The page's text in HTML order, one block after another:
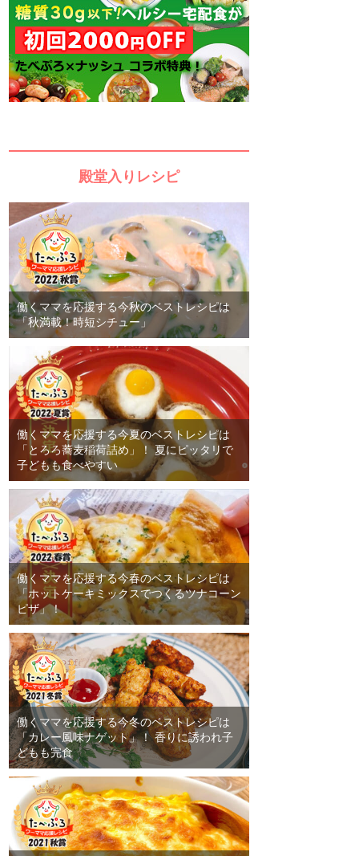
殿堂入りレシピ
働くママを応援する今秋のベストレシピは
「秋満載！時短シチュー」
働くママを応援する今夏のベストレシピは
「とろろ蕎麦稲荷詰め」！ 夏にピッタリで
子どもも食べやすい
働くママを応援する今春のベストレシピは
「ホットケーキミックスでつくるツナコーン
ピザ」！
働くママを応援する今冬のベストレシピは
「カレー風味ナゲット」！ 香りに誘われ子
どもも完食